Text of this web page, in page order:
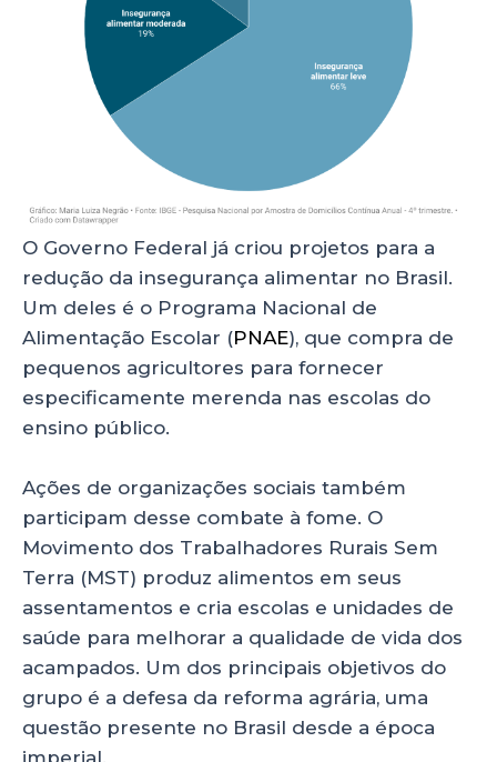
O Governo Federal já criou projetos para a
redução da insegurança alimentar no Brasil.
Um deles é o Programa Nacional de
Alimentação Escolar (PNAE), que compra de
pequenos agricultores para fornecer
especificamente merenda nas escolas do
ensino público.
Ações de organizações sociais também
participam desse combate à fome. O
Movimento dos Trabalhadores Rurais Sem
Terra (MST) produz alimentos em seus
assentamentos e cria escolas e unidades de
saúde para melhorar a qualidade de vida dos
acampados. Um dos principais objetivos do
grupo é a defesa da reforma agrária, uma
questão presente no Brasil desde a época
imperial.